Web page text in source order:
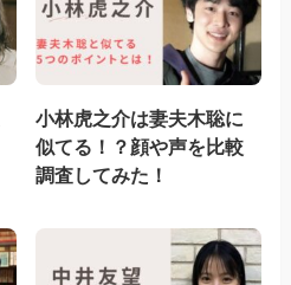
小林虎之介は妻夫木聡に
似てる！？顔や声を比較
調査してみた！